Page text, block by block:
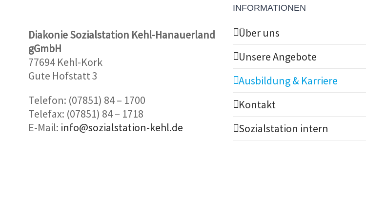
Diakonie Sozialstation Kehl-Hanauerland
gGmbH
77694 Kehl-Kork
Gute Hofstatt 3
Telefon: (07851) 84 – 1700
Telefax: (07851) 84 – 1718
E-Mail: info@sozialstation-kehl.de
INFORMATIONEN
Über uns
Unsere Angebote
Ausbildung & Karriere
Kontakt
Sozialstation intern